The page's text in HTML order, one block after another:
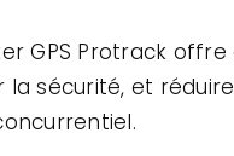
GPS Protrack
sécurité, et